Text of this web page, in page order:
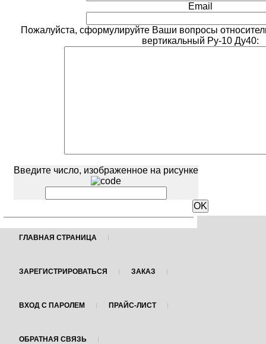
Email
Пожалуйста, сформулируйте Ваши вопросы
вертикальный Ру-10 Ду40:
Введите число, изображенное на рисунке
ГЛАВНАЯ СТРАНИЦА
ЗАРЕГИСТРИРОВАТЬСЯ ЗАКАЗ
ВХОД С ПАРОЛЕМ ПРАЙС-ЛИСТ
ОБРАТНАЯ СВЯЗЬ